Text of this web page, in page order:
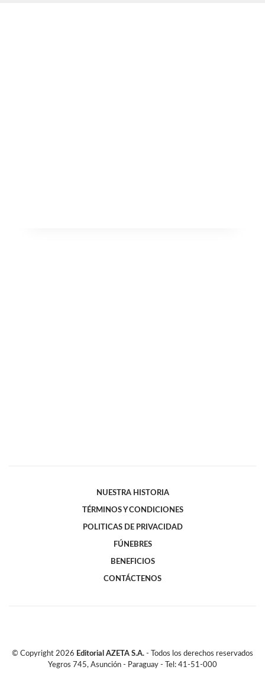
NUESTRA HISTORIA
TÉRMINOS Y CONDICIONES
POLITICAS DE PRIVACIDAD
FÚNEBRES
BENEFICIOS
CONTÁCTENOS
© Copyright 2026 Editorial AZETA S.A. - Todos los derechos reservados
Yegros 745, Asunción - Paraguay - Tel: 41-51-000